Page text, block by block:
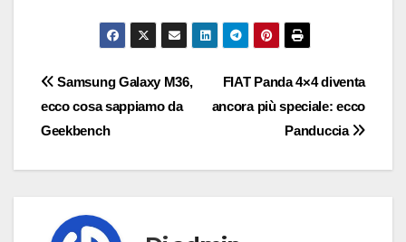
Navigazione
articoli
FIAT Panda 4×4 diventa
ancora più speciale: ecco
Panduccia
Samsung Galaxy M36,
ecco cosa sappiamo da
Geekbench